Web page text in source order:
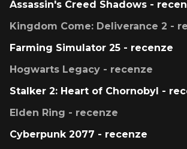
Assassin's Creed Shadows -
Kingdom Come: Deliverance 2 -
Farming Simulator 25 - recenze
Hogwarts Legacy - recenze
Stalker 2: Heart of Chornobyl -
Elden Ring - recenze
Cyberpunk 2077 - recenze